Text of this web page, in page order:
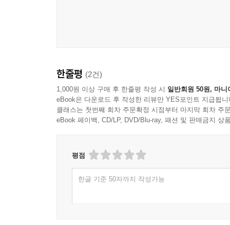
한줄평 (2건)
1,000원 이상 구매 후 한줄평 작성 시 일반회원 50원, 마니
eBook은 다운로드 후 작성한 리뷰만 YES포인트 지급됩니
클래스는 첫번째 회차 주문확정 시점부터 마지막 회차 주
eBook 페이백, CD/LP, DVD/Blu-ray, 패션 및 판매금지 상
평점
한글 기준 50자까지 작성가능